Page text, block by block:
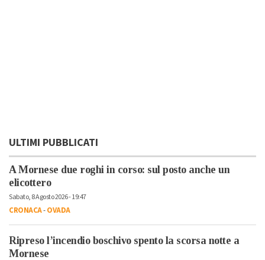
ULTIMI PUBBLICATI
A Mornese due roghi in corso: sul posto anche un
elicottero
Sabato, 8 Agosto 2026 - 19:47
CRONACA-OVADA
Ripreso l’incendio boschivo spento la scorsa notte a
Mornese